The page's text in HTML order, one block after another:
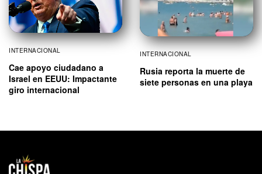
INTERNACIONAL
Cae apoyo ciudadano a
Israel en EEUU: Impactante
giro internacional
INTERNACIONAL
Rusia reporta la muerte de
siete personas en una playa